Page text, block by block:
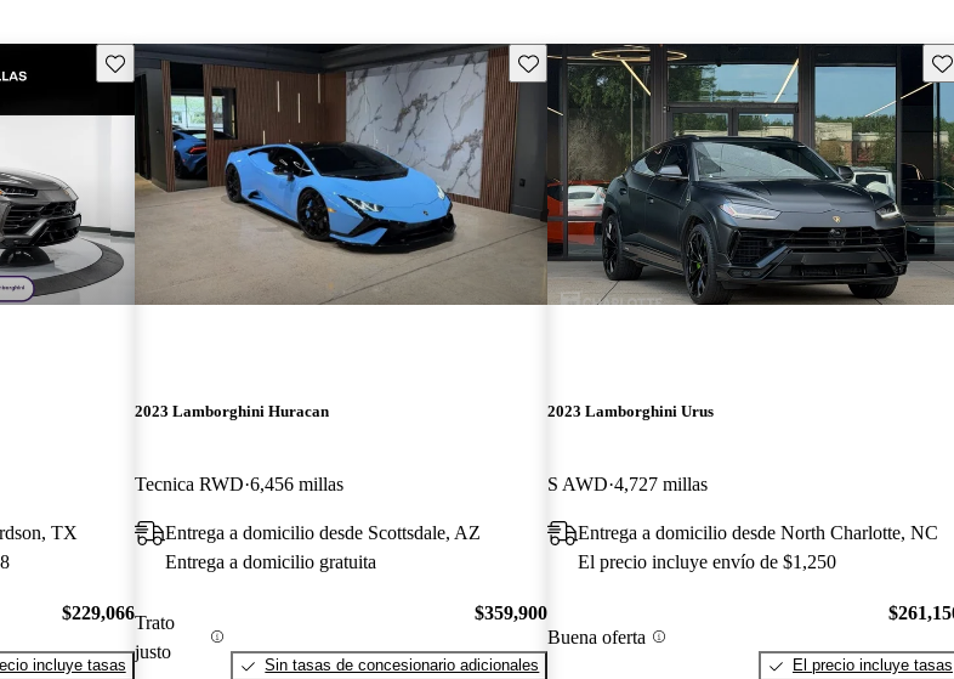
Guarda este Aviso
TX
$229,066
incluye tasas
Guarda este Aviso
2023 Lamborghini Huracan
Tecnica RWD 6,456 millas
Entrega a domicilio desde Scottsdale, AZ
Entrega a domicilio gratuita
Trato
justo
$359,900
Sin tasas de concesionario adicionales
2023 Lamborghini Urus
S AWD 4,727 millas
Entrega a domicilio desde North Charlotte, NC
El precio incluye envío de $1,250
Buena oferta
El precio incluye tasas